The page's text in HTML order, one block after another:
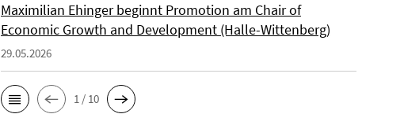
Maximilian Ehinger beginnt Promotion am Chair of
Economic Growth and Development (Halle-Wittenberg)
29.05.2026
1 / 10